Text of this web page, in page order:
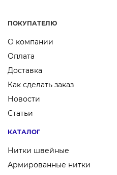
ПОКУПАТЕЛЮ
О компании
Оплата
Доставка
Как сделать заказ
Новости
Статьи
КАТАЛОГ
Нитки швейные
Армированные нитки